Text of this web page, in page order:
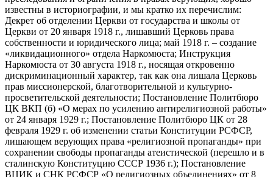
известны в историографии, и мы кратко их перечислим:
Декрет об отделении Церкви от государства и школы от
Церкви от 20 января 1918 г., лишавший Церковь права
собственности и юридического лица; май 1918 г. – создание
«ликвидационного» отдела Наркомюста; Инструкция
Наркомюста от 30 августа 1918 г., носящая откровенно
дискриминационный характер, так как она лишала Церковь
прав миссионерской, благотворительной и культурно-
просветительской деятельности; Постановление Политбюро
ЦК ВКП (б) «О мерах по усилению антирелигиозной работы»
от 24 января 1929 г.; Постановление Политбюро ЦК от 28
февраля 1929 г. об изменении статьи Конституции РСФСР,
лишающем верующих права «религиозной пропаганды» при
сохранении свободы пропаганды атеистической (перешло и в
сталинскую Конституцию СССР 1936 г.); Постановление
ВЦИК и СНК РСФСР «О религиозных объединениях» от 8